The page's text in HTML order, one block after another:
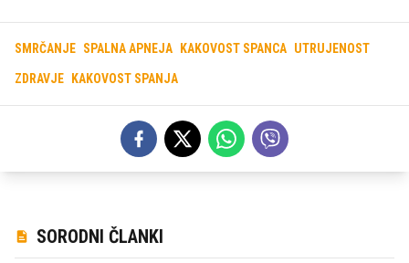
SMRČANJE SPALNA APNEJA KAKOVOST SPANCA UTRUJENOST
ZDRAVJE KAKOVOST SPANJA
SORODNI ČLANKI